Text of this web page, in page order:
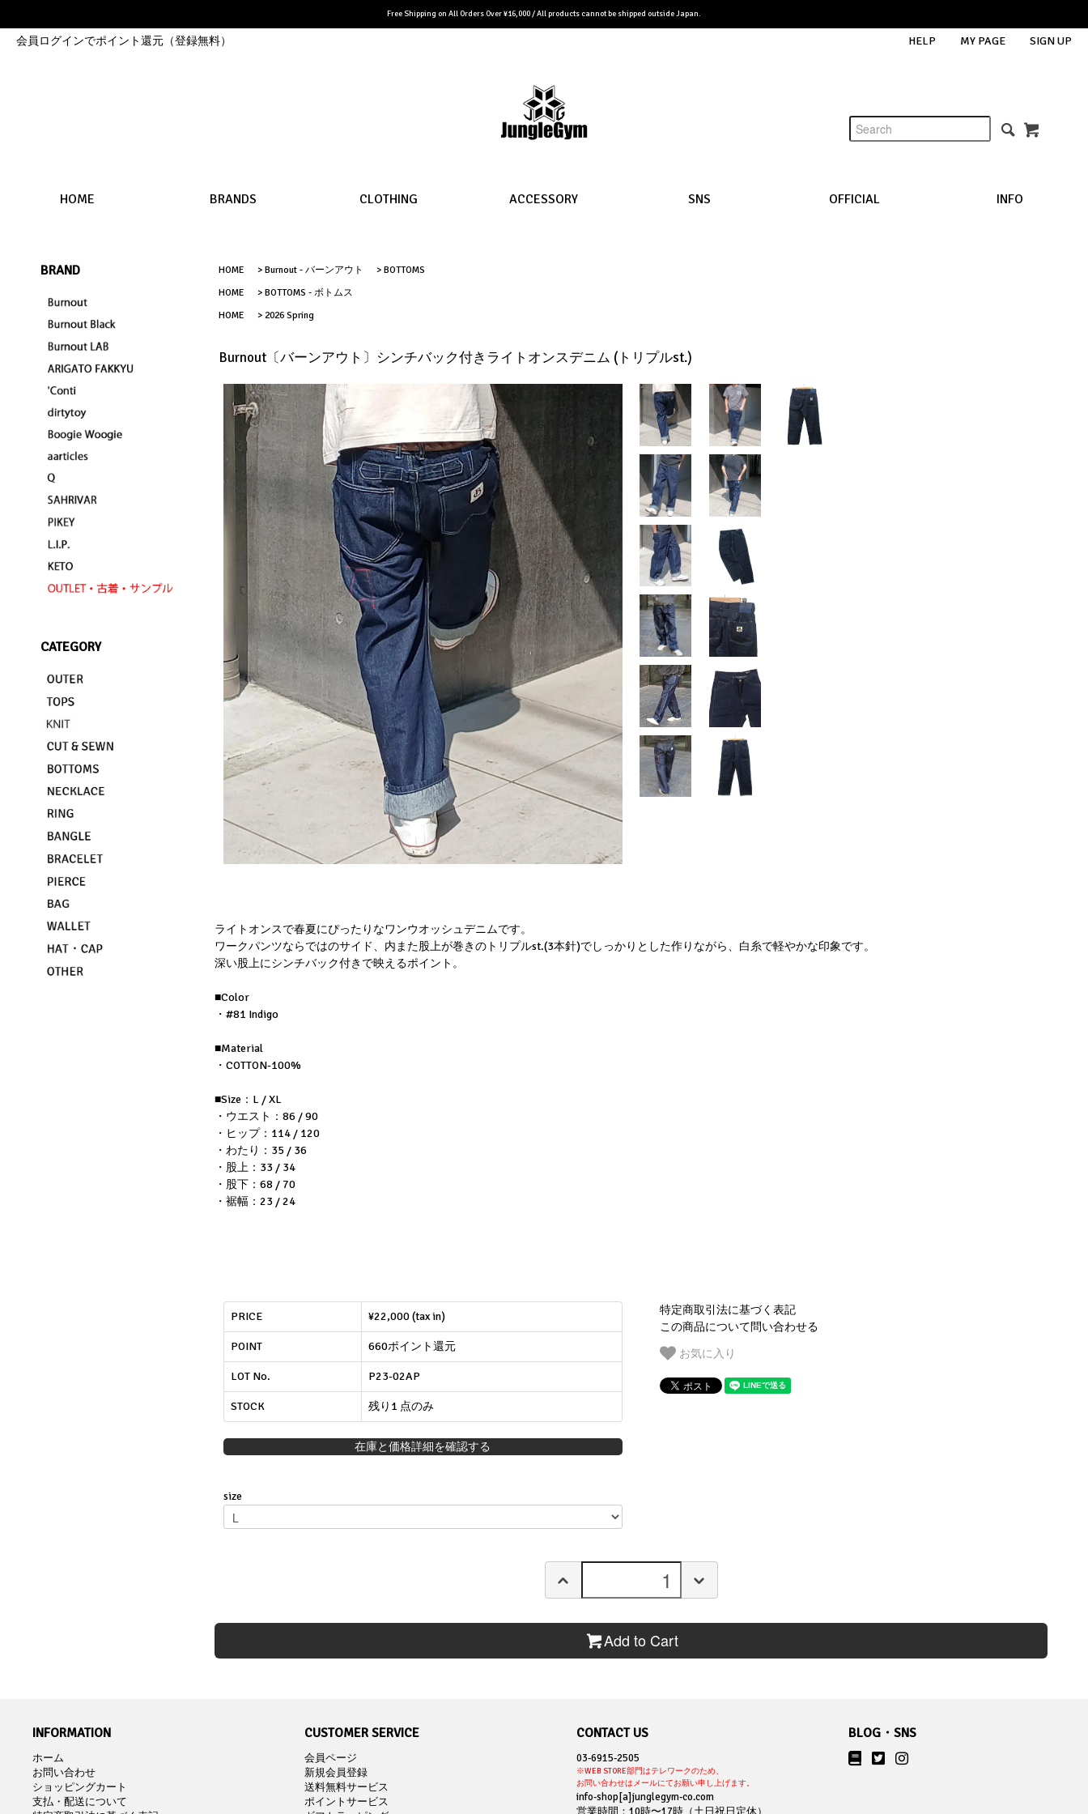
Free Shipping on All Orders Over ¥16,000 / All products cannot be shipped outside Japan.
会員ログインでポイント還元（登録無料） HELP MY PAGE SIGN UP
HOME BRANDS CLOTHING ACCESSORY SNS OFFICIAL INFO
HOME >Burnout - バーンアウト >BOTTOMS
HOME
>BOTTOMS - ボトムス
HOME
>2026 Spring
Burnout〔バーンアウト〕シンチバック付きライトオンスデニム (トリプルst.)
ライトオンスで春夏にぴったりなワンウオッシュデニムです。
ワークパンツならではのサイド、内また股上が巻きのトリプルst.(3本針)でしっかりとした作りながら、白糸で軽やかな印象です。
深い股上にシンチバック付きで映えるポイント。
■Color
・#81 Indigo
■Material
・COTTON-100%
■Size：L / XL
・ウエスト：86 / 90
・ヒップ：114 / 120
・わたり：35 / 36
・股上：33 / 34
・股下：68 / 70
・裾幅：23 / 24
PRICE ¥22,000 (tax in)
POINT 660ポイント還元
LOT No. P23-02AP
STOCK 残り1 点のみ
在庫と価格詳細を確認する
特定商取引法に基づく表記
この商品について問い合わせる
お気に入り
size
Add to Cart
BRAND
CATEGORY
INFORMATION
ホーム
お問い合わせ
ショッピングカート
支払・配送について
CUSTOMER SERVICE
会員ページ
新規会員登録
送料無料サービス
ポイントサービス
CONTACT US
03-6915-2505
※WEB STORE部門はテレワークのため、
お問い合わせはメールにてお願い申し上げます。
info-shop[a]junglegym-co.com
営業時間：10時〜17時（土日祝日定休）
BLOG・SNS